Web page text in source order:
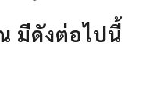
มีดังต่อไปนี้